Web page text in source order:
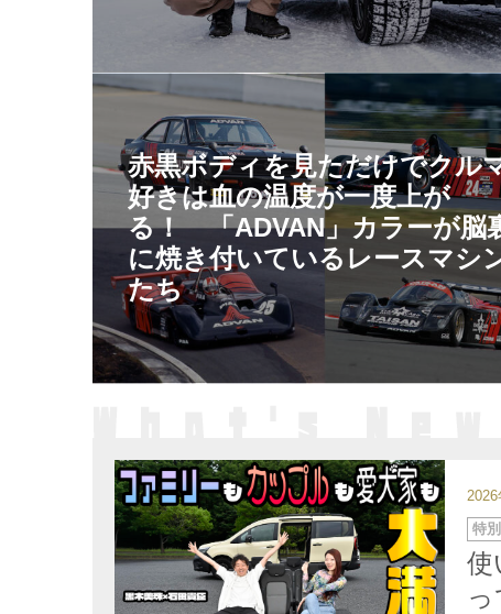
赤黒ボディを見ただけでクル
好きは血の温度が一度上が
る！ 「ADVAN」カラーが脳
に焼き付いているレースマシ
たち
2026
使
カ
テ
ゴ
リ
ー
特